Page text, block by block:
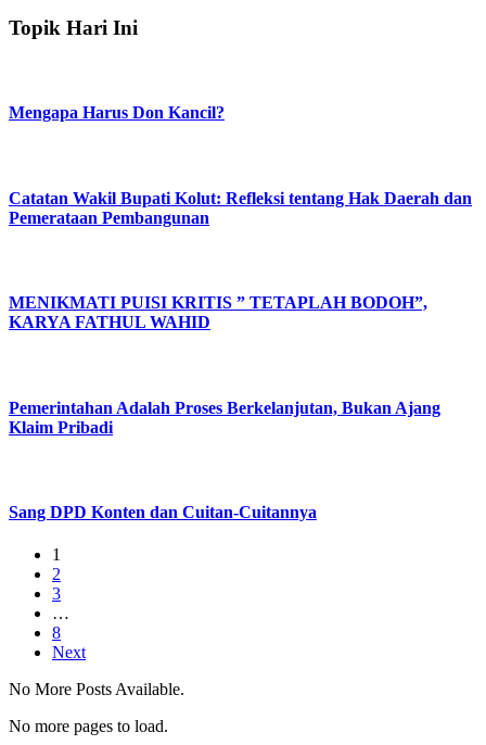
Topik Hari Ini
Mengapa Harus Don Kancil?
Catatan Wakil Bupati Kolut: Refleksi tentang Hak Daerah dan
Pemerataan Pembangunan
MENIKMATI PUISI KRITIS ” TETAPLAH BODOH”,
KARYA FATHUL WAHID
Pemerintahan Adalah Proses Berkelanjutan, Bukan Ajang
Klaim Pribadi
Sang DPD Konten dan Cuitan-Cuitannya
1
2
3
…
8
Next
No More Posts Available.
No more pages to load.